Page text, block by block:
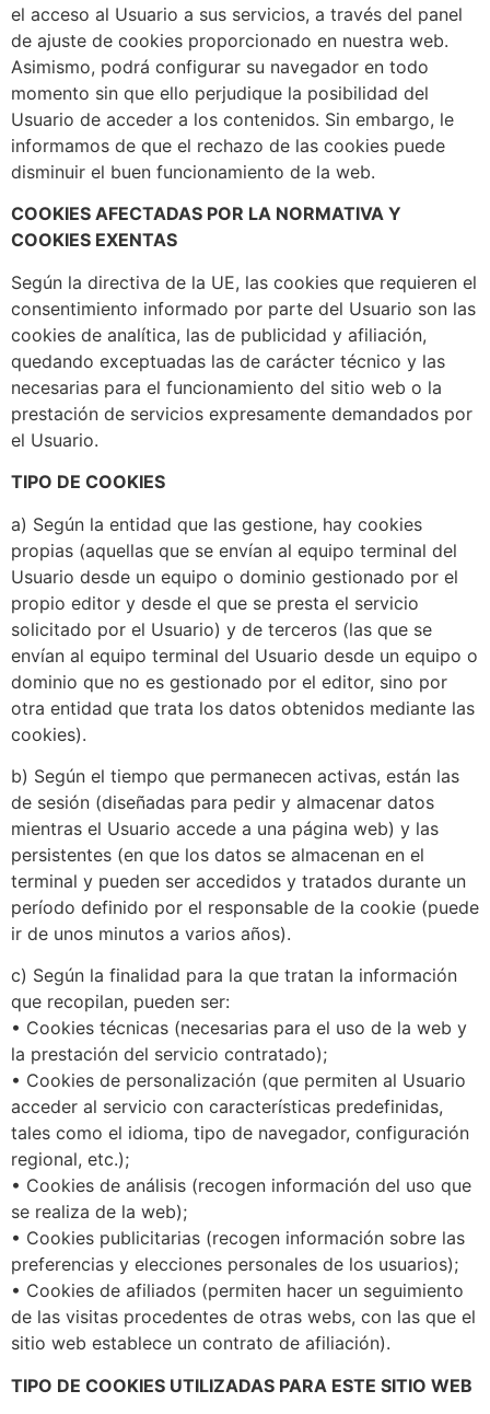
el acceso al Usuario a sus servicios, a través del panel
de ajuste de cookies proporcionado en nuestra web.
Asimismo, podrá configurar su navegador en todo
momento sin que ello perjudique la posibilidad del
Usuario de acceder a los contenidos. Sin embargo, le
informamos de que el rechazo de las cookies puede
disminuir el buen funcionamiento de la web.
COOKIES AFECTADAS POR LA NORMATIVA Y
COOKIES EXENTAS
Según la directiva de la UE, las cookies que requieren el
consentimiento informado por parte del Usuario son las
cookies de analítica, las de publicidad y afiliación,
quedando exceptuadas las de carácter técnico y las
necesarias para el funcionamiento del sitio web o la
prestación de servicios expresamente demandados por
el Usuario.
TIPO DE COOKIES
a) Según la entidad que las gestione, hay cookies
propias (aquellas que se envían al equipo terminal del
Usuario desde un equipo o dominio gestionado por el
propio editor y desde el que se presta el servicio
solicitado por el Usuario) y de terceros (las que se
envían al equipo terminal del Usuario desde un equipo o
dominio que no es gestionado por el editor, sino por
otra entidad que trata los datos obtenidos mediante las
cookies).
b) Según el tiempo que permanecen activas, están las
de sesión (diseñadas para pedir y almacenar datos
mientras el Usuario accede a una página web) y las
persistentes (en que los datos se almacenan en el
terminal y pueden ser accedidos y tratados durante un
período definido por el responsable de la cookie (puede
ir de unos minutos a varios años).
c) Según la finalidad para la que tratan la información
que recopilan, pueden ser:
• Cookies técnicas (necesarias para el uso de la web y
la prestación del servicio contratado);
• Cookies de personalización (que permiten al Usuario
acceder al servicio con características predefinidas,
tales como el idioma, tipo de navegador, configuración
regional, etc.);
• Cookies de análisis (recogen información del uso que
se realiza de la web);
• Cookies publicitarias (recogen información sobre las
preferencias y elecciones personales de los usuarios);
• Cookies de afiliados (permiten hacer un seguimiento
de las visitas procedentes de otras webs, con las que el
sitio web establece un contrato de afiliación).
TIPO DE COOKIES UTILIZADAS PARA ESTE SITIO WEB